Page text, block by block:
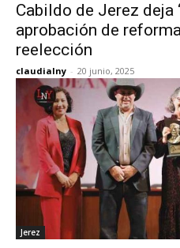
Cabildo de Jerez deja
aprobación de
reelección
claudialny - 20 junio, 2025
Jerez